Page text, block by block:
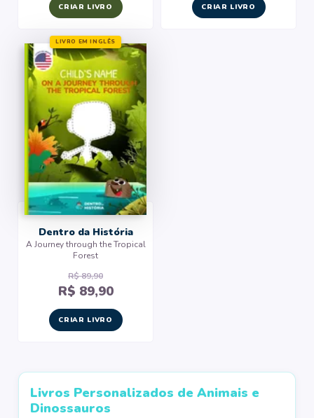
CRIAR LIVRO CRIAR LIVRO
LIVRO EM INGLÊS
Dentro da História
A Journey through the Tropical
Forest
R$ 89,90
R$ 89,90
CRIAR LIVRO
Livros Personalizados de Animais e
Dinossauros